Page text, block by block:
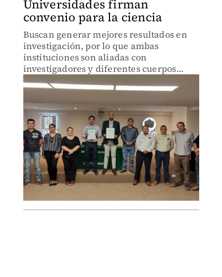
Universidades firman
convenio para la ciencia
Buscan generar mejores resultados en
investigación, por lo que ambas
instituciones son aliadas con
investigadores y diferentes cuerpos
académicos.